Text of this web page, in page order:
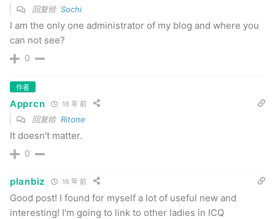
回复给 Sochi
I am the only one administrator of my blog and where you
can not see?
0
作者
Apprcn 16 年 前
回复给 Ritone
It doesn't matter.
0
planbiz 16 年 前
Good post! I found for myself a lot of useful new and
interesting! I'm going to link to other ladies in ICQ